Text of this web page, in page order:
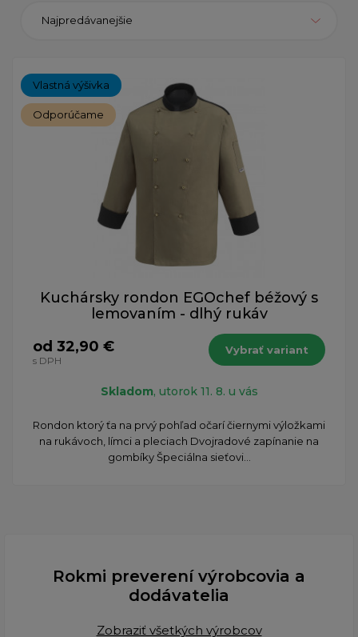
Najpredávanejšie
Vlastná výšivka
Odporúčame
Kuchársky rondon EGOchef béžový s
lemovaním - dlhý rukáv
od 32,90 €
s DPH
Vybrať variant
Skladom, utorok 11. 8. u vás
Rondon ktorý ťa na prvý pohľad očarí čiernymi výložkami
na rukávoch, límci a pleciach Dvojradové zapínanie na
gombíky Špeciálna sieťovi...
Rokmi preverení výrobcovia a
dodávatelia
Zobraziť všetkých výrobcov